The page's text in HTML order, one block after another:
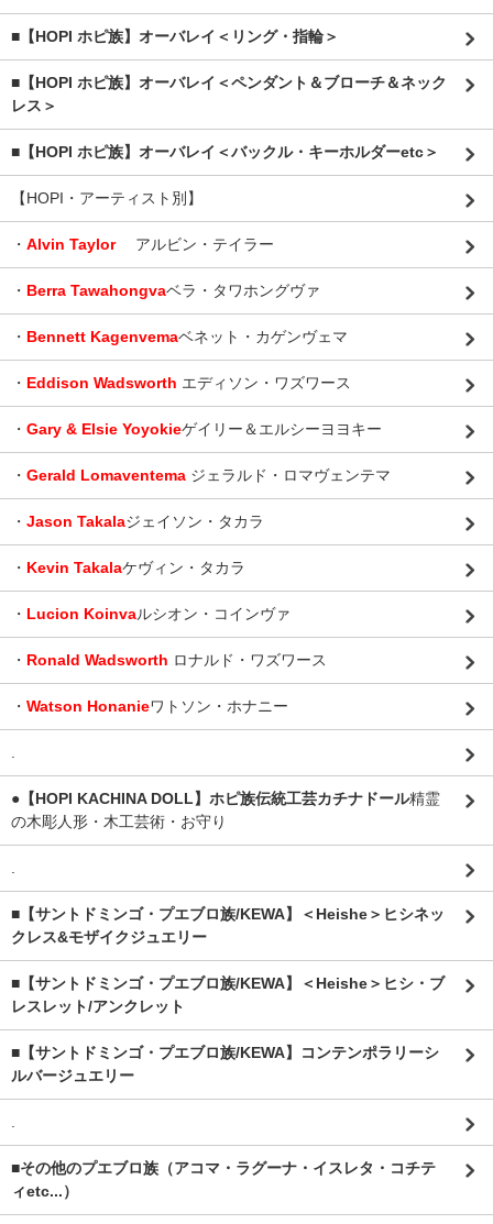
■【HOPI ホピ族】オーバレイ＜リング・指輪＞
■【HOPI ホピ族】オーバレイ＜ペンダント＆ブローチ＆ネック
レス＞
■【HOPI ホピ族】オーバレイ＜バックル・キーホルダーetc＞
【HOPI・アーティスト別】
・ Alvin Taylor アルビン・テイラー
・ Berra Tawahongvaベラ・タワホングヴァ
・ Bennett Kagenvemaベネット・カゲンヴェマ
・ Eddison Wadsworth エディソン・ワズワース
・ Gary & Elsie Yoyokieゲイリー＆エルシーヨヨキー
・ Gerald Lomaventema ジェラルド・ロマヴェンテマ
・ Jason Takalaジェイソン・タカラ
・ Kevin Takalaケヴィン・タカラ
・ Lucion Koinvaルシオン・コインヴァ
・ Ronald Wadsworth ロナルド・ワズワース
・ Watson Honanieワトソン・ホナニー
●【HOPI KACHINA DOLL】ホピ族伝統工芸カチナドール精霊
の木彫人形・木工芸術・お守り
■【サントドミンゴ・プエブロ族/KEWA】＜Heishe＞ヒシネッ
クレス&モザイクジュエリー
■【サントドミンゴ・プエブロ族/KEWA】＜Heishe＞ヒシ・ブ
レスレット/アンクレット
■【サントドミンゴ・プエブロ族/KEWA】コンテンポラリーシ
ルバージュエリー
■その他のプエブロ族（アコマ・ラグーナ・イスレタ・コチテ
ィetc...）